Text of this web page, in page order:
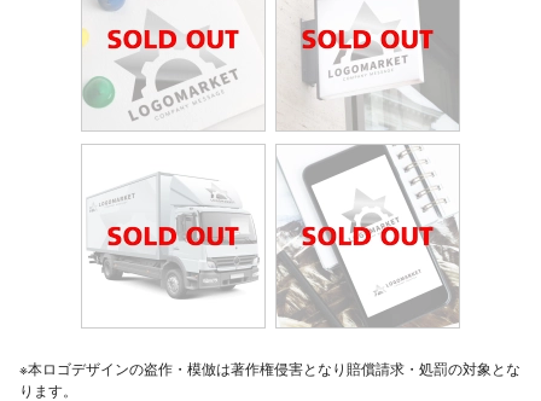
※本ロゴデザインの盗作・模倣は著作権侵害となり賠償請求・処罰の対象とな
ります。